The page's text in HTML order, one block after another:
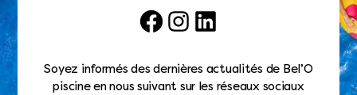
FacebookInstagramLinkedIn
Soyez informés des dernières actualités de Bel’O
piscine en nous suivant sur les réseaux sociaux